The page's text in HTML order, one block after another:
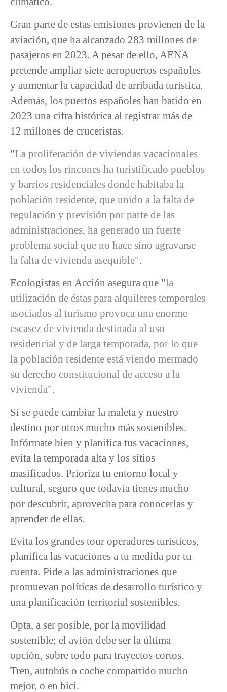
Gran parte de estas emisiones provienen de la
aviación, que ha alcanzado 283 millones de
pasajeros en 2023. A pesar de ello, AENA
pretende ampliar siete aeropuertos españoles
y aumentar la capacidad de arribada turística.
Además, los puertos españoles han batido en
2023 una cifra histórica al registrar más de
12 millones de cruceristas.
"La proliferación de viviendas vacacionales
en todos los rincones ha turistificado pueblos
y barrios residenciales donde habitaba la
población residente, que unido a la falta de
regulación y previsión por parte de las
administraciones, ha generado un fuerte
problema social que no hace sino agravarse
la falta de vivienda asequible".
Ecologistas en Acción asegura que "la
utilización de éstas para alquileres temporales
asociados al turismo provoca una enorme
escasez de vivienda destinada al uso
residencial y de larga temporada, por lo que
la población residente está viendo mermado
su derecho constitucional de acceso a la
vivienda".
Sí se puede cambiar la maleta y nuestro
destino por otros mucho más sostenibles.
Infórmate bien y planifica tus vacaciones,
evita la temporada alta y los sitios
masificados. Prioriza tu entorno local y
cultural, seguro que todavía tienes mucho
por descubrir, aprovecha para conocerlas y
aprender de ellas.
Evita los grandes tour operadores turísticos,
planifica las vacaciones a tu medida por tu
cuenta. Pide a las administraciones que
promuevan políticas de desarrollo turístico y
una planificación territorial sostenibles.
Opta, a ser posible, por la movilidad
sostenible; el avión debe ser la última
opción, sobre todo para trayectos cortos.
Tren, autobús o coche compartido mucho
mejor, o en bici.